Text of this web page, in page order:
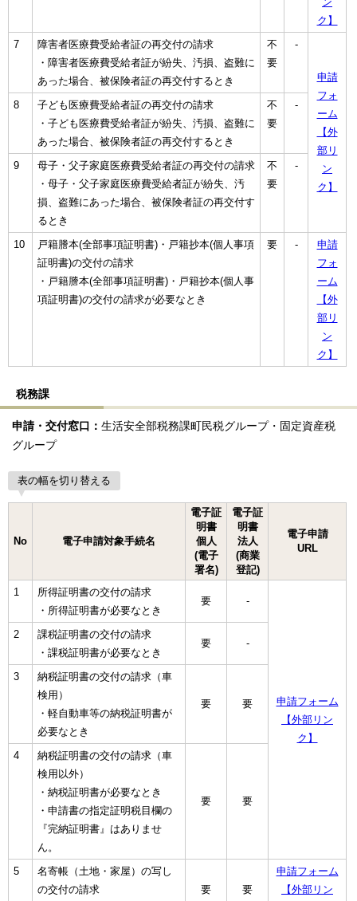
ク】
7
障害者医療費受給者証の再交付の請求
・障害者医療費受給者証が紛失、汚損、盗難に
あった場合、被保険者証の再交付するとき
不
要
-
申請
フォ
ーム
【外
部リ
ン
ク】
8
子ども医療費受給者証の再交付の請求
・子ども医療費受給者証が紛失、汚損、盗難に
あった場合、被保険者証の再交付するとき
不
要
-
9
母子・父子家庭医療費受給者証の再交付の請求
・母子・父子家庭医療費受給者証が紛失、汚
損、盗難にあった場合、被保険者証の再交付す
るとき
不
要
-
10
戸籍謄本(全部事項証明書)・戸籍抄本(個人事項
証明書)の交付の請求
・戸籍謄本(全部事項証明書)・戸籍抄本(個人事
項証明書)の交付の請求が必要なとき
要 -
申請
フォ
ーム
【外
部リ
ン
ク】
税務課
申請・交付窓口： 生活安全部税務課町民税グループ・固定資産税
グループ
表の幅を切り替える
No 電子申請対象手続名
電子証
明書
個人
(電子
署名)
電子証
明書
法人
(商業
登記)
電子申請
URL
1
所得証明書の交付の請求
・所得証明書が必要なとき
要 -
申請フォーム
【外部リン
ク】
2
課税証明書の交付の請求
・課税証明書が必要なとき
要 -
3
納税証明書の交付の請求（車
検用）
・軽自動車等の納税証明書が
必要なとき
要 要
4
納税証明書の交付の請求（車
検用以外）
・納税証明書が必要なとき
・申請書の指定証明税目欄の
『完納証明書』はありませ
ん。
要 要
5
名寄帳（土地・家屋）の写し
の交付の請求
要 要
申請フォーム
【外部リン